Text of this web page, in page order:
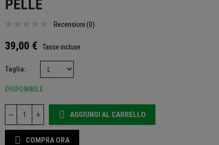
PELLE
Recensioni (0)
39,00 € Tasse incluse
Taglia
DISPONIBILE
AGGIUNGI AL CARRELLO
COMPRA ORA